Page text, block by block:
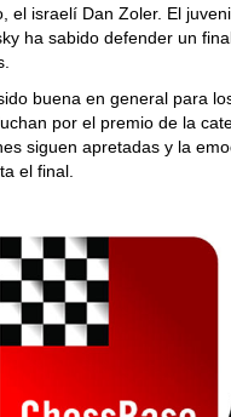
el israelí Dan Zoler. El
ha sabido defender un
buena en general para
por el premio de la
siguen apretadas y la
el final.